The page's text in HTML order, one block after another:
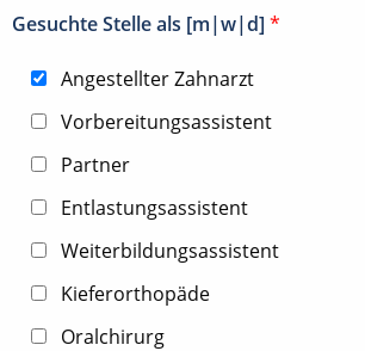
Gesuchte Stelle als [m|w|d] *
Angestellter Zahnarzt
Vorbereitungsassistent
Partner
Entlastungsassistent
Weiterbildungsassistent
Kieferorthopäde
Oralchirurg